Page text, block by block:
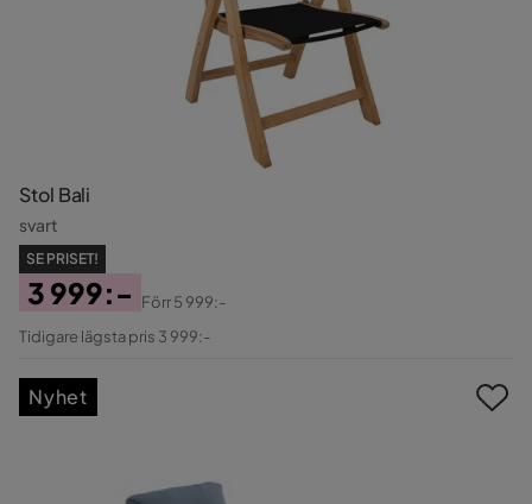
Stol Bali
svart
SE PRISET!
Pris
3 999:-
Original
Förr5 999:-
Tidigare lägsta pris 3 999:-
Nyhet